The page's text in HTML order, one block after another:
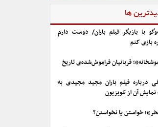
ها
با بازیگر فیلم باران/ دوست دارم
بازی کنم
قربانیان فراموش‌شده‌ی تاریخ
درباره فیلم باران مجید مجیدی به
نمایش آن از تلویزیون
خواستن یا نخواستن؟